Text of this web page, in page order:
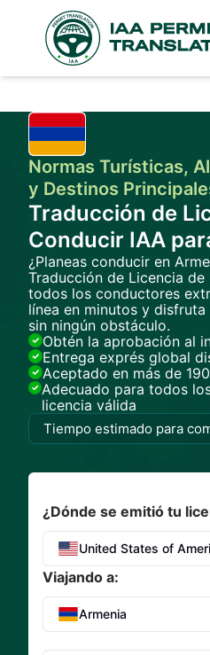
Normas Turísticas,
y Destinos
Traducción de
Conducir IAA
¿Planeas conducir en
Traducción de Licencia de
todos los conductores
línea en minutos y
sin ningún obstáculo.
Obtén la aprobación al
Entrega exprés global
Aceptado en más de
Adecuado para todos
licencia válida
Tiempo estimado para
¿Dónde se emitió tu
United States of
Viajando a:
Armenia